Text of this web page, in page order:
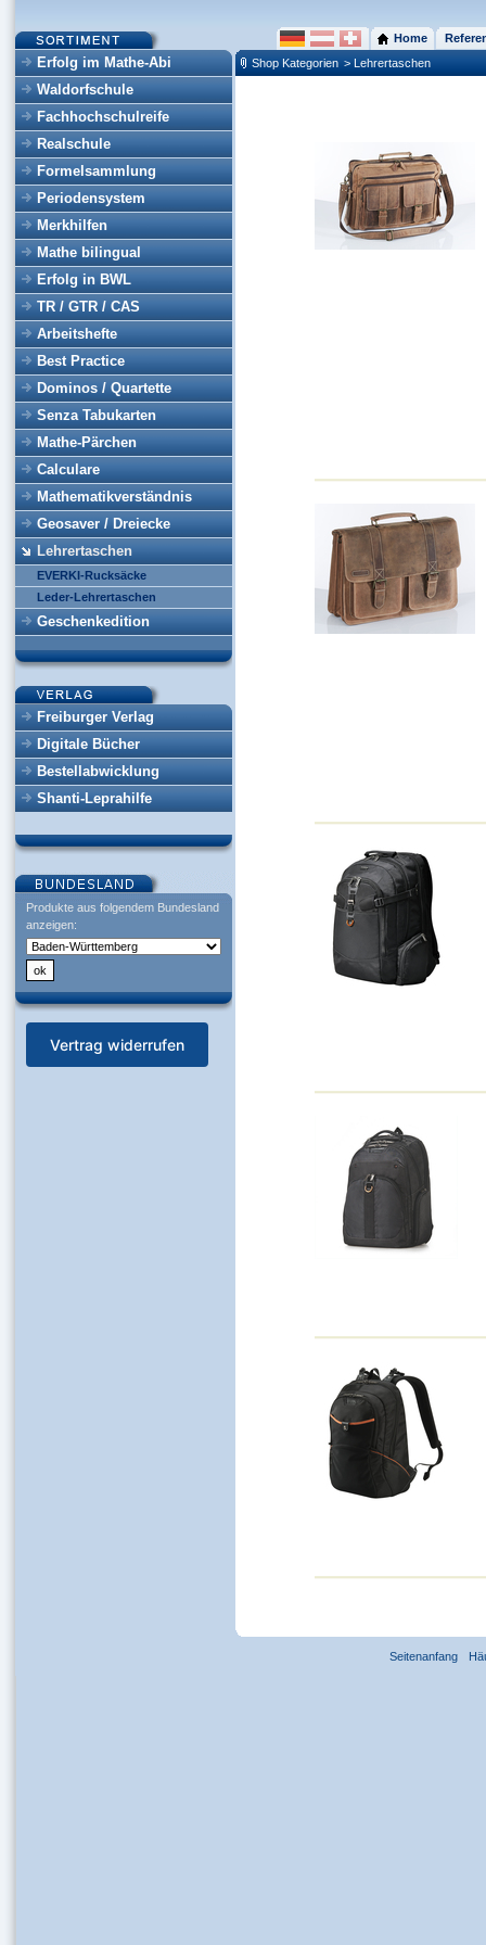
Erfolg im Mathe-Abi
Waldorfschule
Fachhochschulreife
Realschule
Formelsammlung
Periodensystem
Merkhilfen
Mathe bilingual
Erfolg in BWL
TR / GTR / CAS
Arbeitshefte
Best Practice
Dominos / Quartette
Senza Tabukarten
Mathe-Pärchen
Calculare
Mathematikverständnis
Geosaver / Dreiecke
Lehrertaschen
EVERKI-Rucksäcke
Leder-Lehrertaschen
Geschenkedition
Freiburger Verlag
Digitale Bücher
Bestellabwicklung
Shanti-Leprahilfe
Produkte aus folgendem Bundesland
anzeigen:
Vertrag widerrufen
Home
Shop Kategorien > Lehrertaschen
Seitenanfang